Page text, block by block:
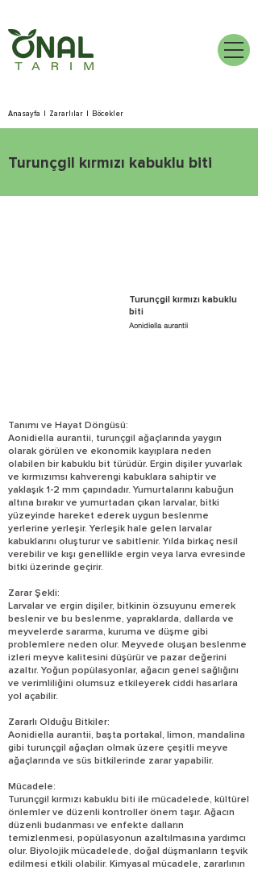
Anasayfa Zararlılar Böcekler
Turunçgil kırmızı kabuklu biti
Turunçgil kırmızı kabuklu
biti
Aonidiella aurantii
Tanımı ve Hayat Döngüsü:
Aonidiella aurantii, turunçgil ağaçlarında yaygın
olarak görülen ve ekonomik kayıplara neden
olabilen bir kabuklu bit türüdür. Ergin dişiler yuvarlak
ve kırmızımsı kahverengi kabuklara sahiptir ve
yaklaşık 1-2 mm çapındadır. Yumurtalarını kabuğun
altına bırakır ve yumurtadan çıkan larvalar, bitki
yüzeyinde hareket ederek uygun beslenme
yerlerine yerleşir. Yerleşik hale gelen larvalar
kabuklarını oluşturur ve sabitlenir. Yılda birkaç nesil
verebilir ve kışı genellikle ergin veya larva evresinde
bitki üzerinde geçirir.
Zarar Şekli:
Larvalar ve ergin dişiler, bitkinin özsuyunu emerek
beslenir ve bu beslenme, yapraklarda, dallarda ve
meyvelerde sararma, kuruma ve düşme gibi
problemlere neden olur. Meyvede oluşan beslenme
izleri meyve kalitesini düşürür ve pazar değerini
azaltır. Yoğun popülasyonlar, ağacın genel sağlığını
ve verimliliğini olumsuz etkileyerek ciddi hasarlara
yol açabilir.
Zararlı Olduğu Bitkiler:
Aonidiella aurantii, başta portakal, limon, mandalina
gibi turunçgil ağaçları olmak üzere çeşitli meyve
ağaçlarında ve süs bitkilerinde zarar yapabilir.
Mücadele:
Turunçgil kırmızı kabuklu biti ile mücadelede, kültürel
önlemler ve düzenli kontroller önem taşır. Ağacın
düzenli budanması ve enfekte dalların
temizlenmesi, popülasyonun azaltılmasına yardımcı
olur. Biyolojik mücadelede, doğal düşmanların teşvik
edilmesi etkili olabilir. Kimyasal mücadele, zararlının